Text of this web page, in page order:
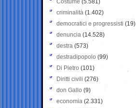
Costume (5.581)
criminalità (1.402)
democratici e progressisti (19)
denuncia (14.528)
destra (573)
destradipopolo (99)
Di Pietro (101)
Diritti civili (276)
don Gallo (9)
economia (2.331)